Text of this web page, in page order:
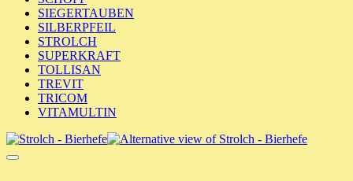
SIEGERTAUBEN
SILBERPFEIL
STROLCH
SUPERKRAFT
TOLLISAN
TREVIT
TRICOM
VITAMULTIN